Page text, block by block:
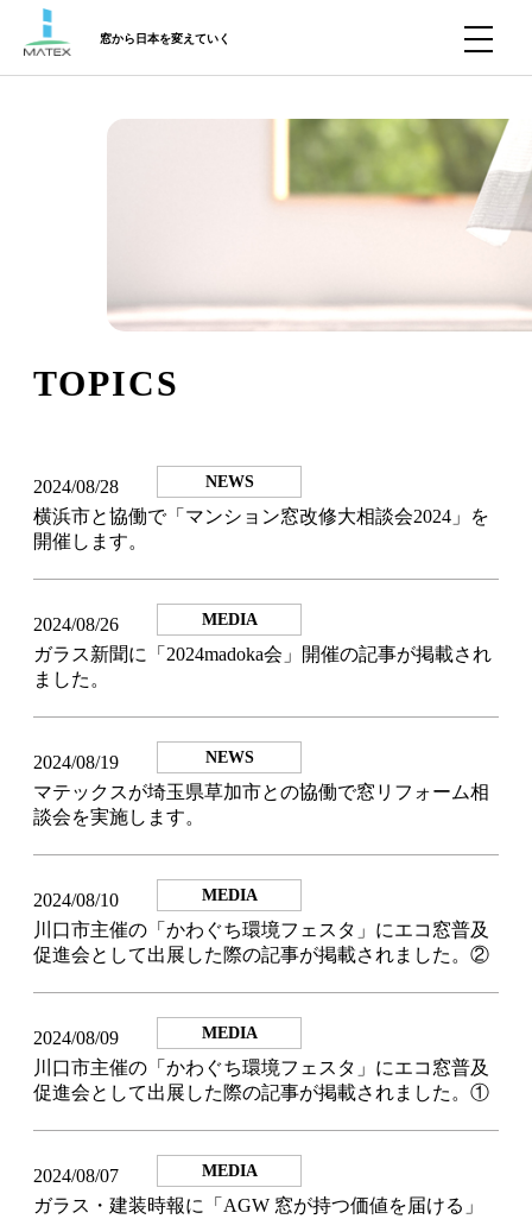
窓から日本を変えていく
TOPICS
2024/08/28 NEWS
横浜市と協働で「マンション窓改修大相談会2024」を
開催します。
2024/08/26 MEDIA
ガラス新聞に「2024madoka会」開催の記事が掲載され
ました。
2024/08/19 NEWS
マテックスが埼玉県草加市との協働で窓リフォーム相
談会を実施します。
2024/08/10 MEDIA
川口市主催の「かわぐち環境フェスタ」にエコ窓普及
促進会として出展した際の記事が掲載されました。②
2024/08/09 MEDIA
川口市主催の「かわぐち環境フェスタ」にエコ窓普及
促進会として出展した際の記事が掲載されました。①
2024/08/07 MEDIA
ガラス・建装時報に「AGW 窓が持つ価値を届ける」